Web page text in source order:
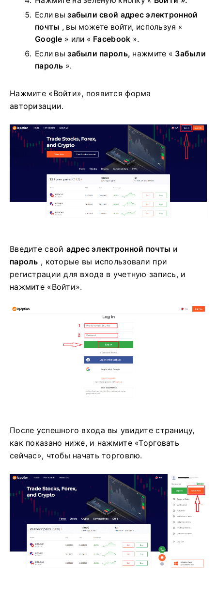
Если вызабыли свой адрес электронной
почты , вы можете войти, используя «
Google » или « Facebook ».
Если вызабыли пароль, нажмите « Забыли
пароль ».
Нажмите «Войти», появится форма
авторизации.
Введите свой адрес электронной почты и
пароль , которые вы использовали при
регистрации для входа в учетную запись, и
нажмите «Войти».
После успешного входа вы увидите страницу,
как показано ниже, и нажмите «Торговать
сейчас», чтобы начать торговлю.